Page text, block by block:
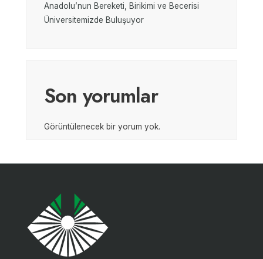
Anadolu’nun Bereketi, Birikimi ve Becerisi
Üniversitemizde Buluşuyor
Son yorumlar
Görüntülenecek bir yorum yok.